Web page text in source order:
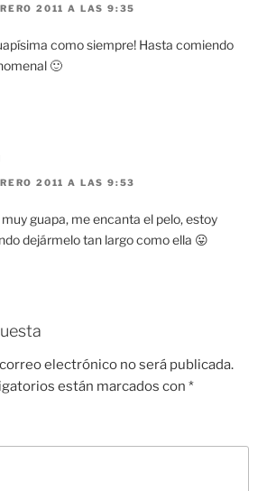
2011 A LAS 9:35
como siempre! Hasta comiendo
🙂
2011 A LAS 9:53
muy guapa, me encanta el pelo, estoy
dejármelo tan largo como ella 😛
electrónico no será publicada.
están marcados con *